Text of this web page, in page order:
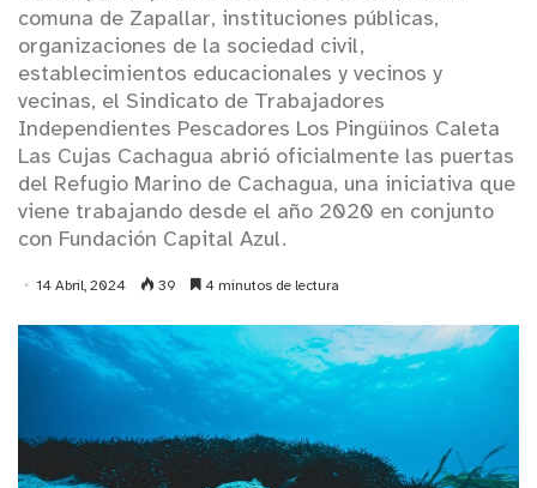
comuna de Zapallar, instituciones públicas,
organizaciones de la sociedad civil,
establecimientos educacionales y vecinos y
vecinas, el Sindicato de Trabajadores
Independientes Pescadores Los Pingüinos Caleta
Las Cujas Cachagua abrió oficialmente las puertas
del Refugio Marino de Cachagua, una iniciativa que
viene trabajando desde el año 2020 en conjunto
con Fundación Capital Azul.
14 Abril, 2024 39 4 minutos de lectura